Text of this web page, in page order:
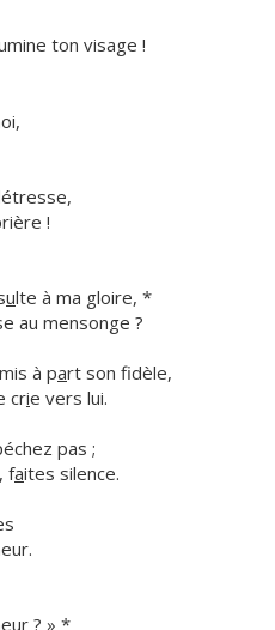
ton visage !
!
ulte à ma gloire, *
au mensonge ?
à part son fidèle,
crie vers lui.
pas ;
faites silence.
? » *